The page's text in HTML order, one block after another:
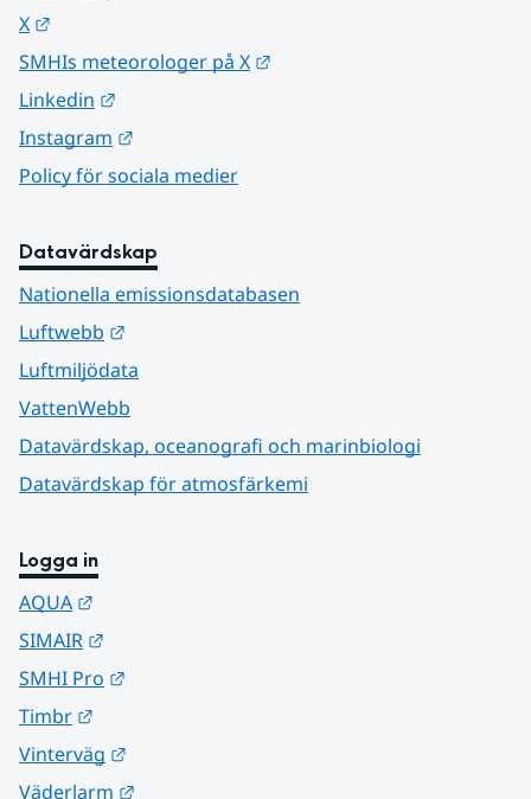
X
SMHIs meteorologer på X
Linkedin
Instagram
Policy för sociala medier
Datavärdskap
Nationella emissionsdatabasen
Luftwebb
Luftmiljödata
VattenWebb
Datavärdskap, oceanografi och marinbiologi
Datavärdskap för atmosfärkemi
Logga in
AQUA
SIMAIR
SMHI Pro
Timbr
Vinterväg
Väderlarm